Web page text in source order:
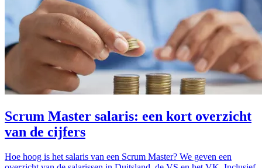
Scrum Master salaris: een kort overzicht
van de cijfers
Hoe hoog is het salaris van een Scrum Master? We geven een